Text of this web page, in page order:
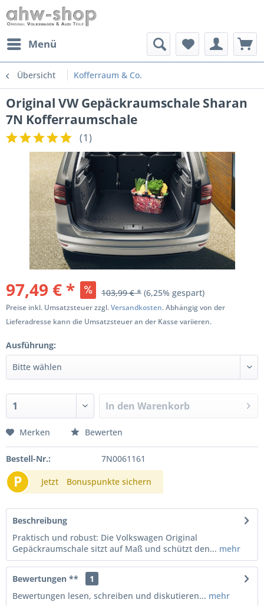
Menü
Übersicht Kofferraum & Co.
Original VW Gepäckraumschale Sharan
7N Kofferraumschale
(1)
97,49 € * 103,99 € * (6,25% gespart)
Preise inkl. Umsatzsteuer zzgl.Versandkosten. Abhängig von der
Lieferadresse kann die Umsatzsteuer an der Kasse variieren.
Ausführung:
In den Warenkorb
Merken Bewerten
Bestell-Nr.: 7N0061161
P Jetzt Bonuspunkte sichern
Beschreibung
Praktisch und robust: Die Volkswagen Original
Gepäckraumschale sitzt auf Maß und schützt den... mehr
Bewertungen **
1
Bewertungen lesen, schreiben und diskutieren... mehr